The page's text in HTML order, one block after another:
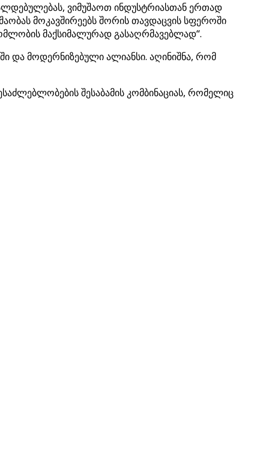
ვიმუშაოთ ინდუსტრიასთან ერთად
მოკავშირეებს შორის თავდაცვის სფეროში
მაქსიმალურად გასაღრმავებლად“.
და მოდერნიზებული ალიანსი. აღინიშნა, რომ
შესაბამის კომბინაციას, რომელიც